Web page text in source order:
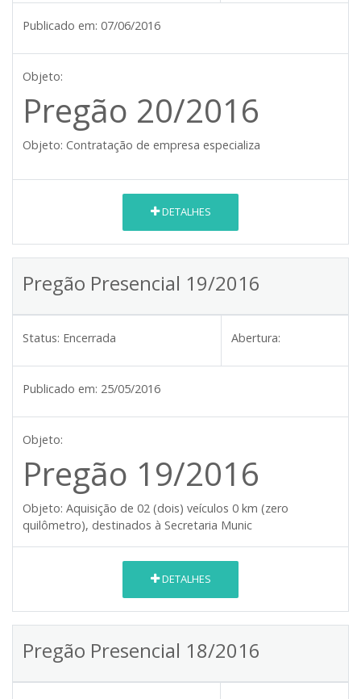
Publicado em: 07/06/2016
Objeto:
Pregão 20/2016
Objeto: Contratação de empresa especializa
DETALHES
Pregão Presencial 19/2016
Status: Encerrada Abertura:
Publicado em: 25/05/2016
Objeto:
Pregão 19/2016
Objeto: Aquisição de 02 (dois) veículos 0 km (zero
quilômetro), destinados à Secretaria Munic
DETALHES
Pregão Presencial 18/2016